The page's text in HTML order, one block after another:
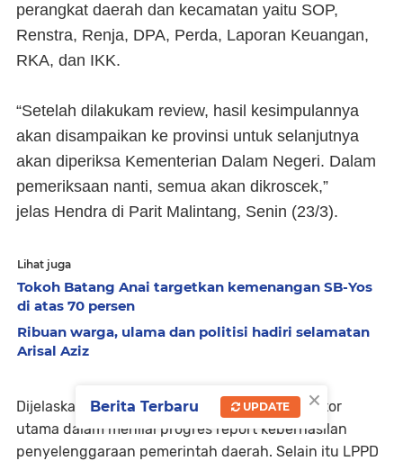
perangkat daerah dan kecamatan yaitu SOP,
Renstra, Renja, DPA, Perda, Laporan Keuangan,
RKA, dan IKK.
“Setelah dilakukam review, hasil kesimpulannya
akan disampaikan ke provinsi untuk selanjutnya
akan diperiksa Kementerian Dalam Negeri. Dalam
pemeriksaan nanti, semua akan dikroscek,”
jelas Hendra di Parit Malintang, Senin (23/3).
Lihat juga
Tokoh Batang Anai targetkan kemenangan SB-Yos
di atas 70 persen
Ribuan warga, ulama dan politisi hadiri selamatan
Arisal Aziz
Dijelaskannya bahwa LPPD merupakan indikator
utama dalam menilai progres report keberhasilan
penyelenggaraan pemerintah daerah. Selain itu LPPD
×
Berita Terbaru UPDATE